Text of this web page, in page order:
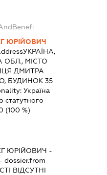
ЮРІЙОВИЧ
УКРАЇНА,
ОБЛ., МІСТО
ДМИТРА
БУДИНОК 35
Україна
статутного
(100 %)
ЮРІЙОВИЧ -
- dossier.from
ВІДСУТНІ